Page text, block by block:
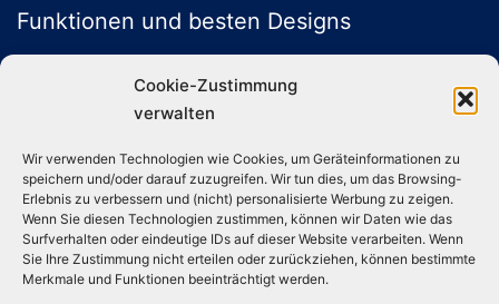
Cookie-Zustimmung
verwalten
Wir verwenden Technologien wie Cookies, um Geräteinformationen zu
speichern und/oder darauf zuzugreifen. Wir tun dies, um das Browsing-
Erlebnis zu verbessern und (nicht) personalisierte Werbung zu zeigen.
Wenn Sie diesen Technologien zustimmen, können wir Daten wie das
Surfverhalten oder eindeutige IDs auf dieser Website verarbeiten. Wenn
Sie Ihre Zustimmung nicht erteilen oder zurückziehen, können bestimmte
Merkmale und Funktionen beeinträchtigt werden.
Funktionen und besten Designs
ABONNIEREN
Folge uns auf Social Media